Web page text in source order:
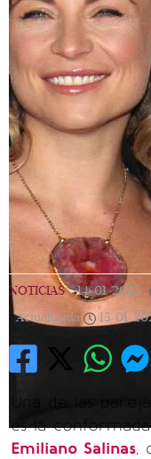
NOTICIAS | 14/01/2025
Actualizada
15/01/
Una de las
es la
Emiliano Salinas,